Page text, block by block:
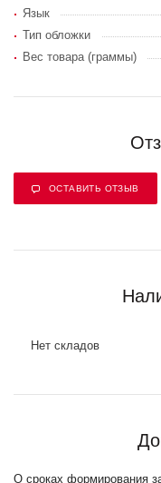
Язык
Тип обложки
Вес товара (граммы)
ОСТАВИТЬ ОТЗЫВ
Нет складов
О сроках формирования